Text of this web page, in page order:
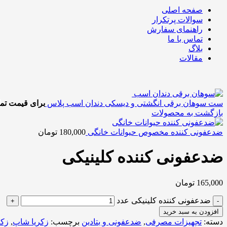
صفحه اصلی
سوالات پرتکرار
راهنمای سفارش
تماس با ما
بلاگ
مقالات
ست سوهان برقی انگشتی و دیسکی دندان اسب پلاس برای قیمت
بازگشت به محصولات
ضدعفونی کننده مخصوص حیوانات خانگی 180,000 تومان
ضدعفونی کننده کلینیکی
165,000 تومان
ضدعفونی کننده کلینیکی عدد
افزودن به سبد خرید
دسته: تجهیزات مصرفی, ضدعفونی و بتادین برچسب: زکریا شاپ,